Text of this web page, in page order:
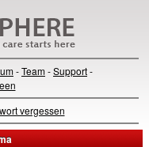
-Team-Support-
vergessen